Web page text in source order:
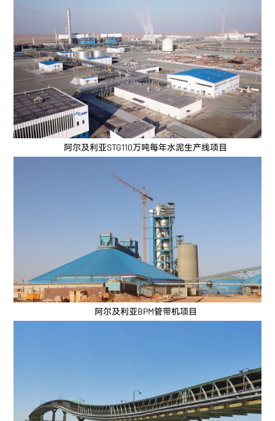
阿尔及利亚STG110万吨每年水泥生产线项目
阿尔及利亚BPM管带机项目